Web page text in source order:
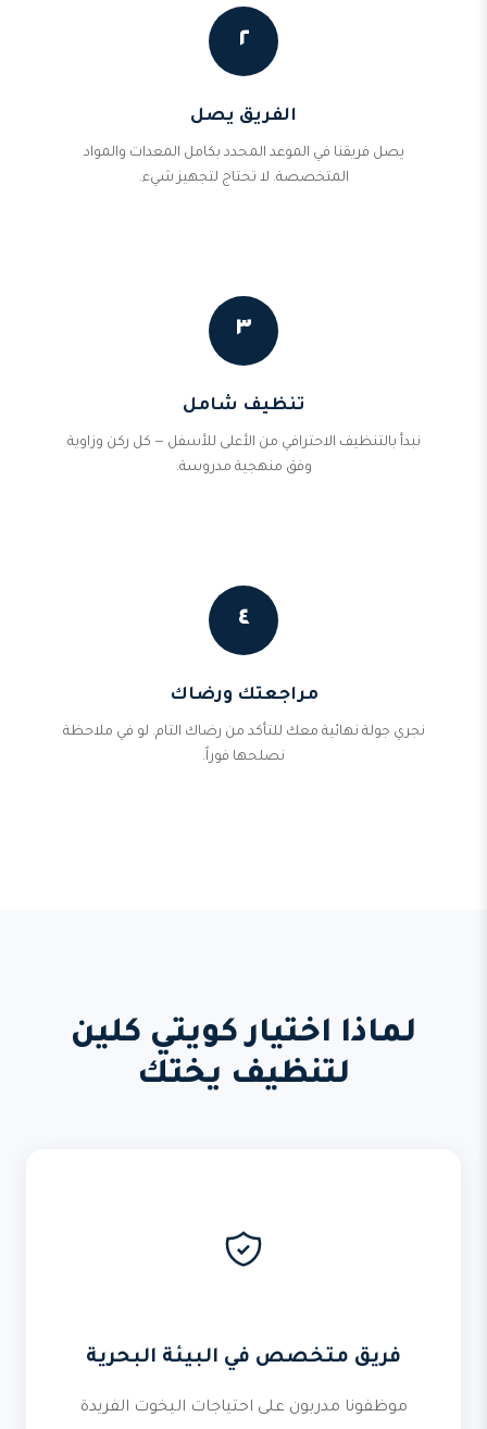
٢
الفريق يصل
يصل فريقنا في الموعد المحدد بكامل المعدات والمواد
المتخصصة. لا تحتاج لتجهيز شيء.
٣
تنظيف شامل
نبدأ بالتنظيف الاحترافي من الأعلى للأسفل — كل ركن وزاوية
وفق منهجية مدروسة.
٤
مراجعتك ورضاك
نجري جولة نهائية معك للتأكد من رضاك التام. لو في ملاحظة
نصلحها فوراً.
لماذا اختيار كويتي كلين
لتنظيف يختك
فريق متخصص في البيئة البحرية
موظفونا مدربون على احتياجات اليخوت الفريدة